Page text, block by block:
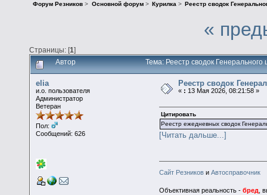
Форум Резников > Основной форум> Курилка> Реестр сводок
«
Страницы: [1]
Автор Тема: Реестр сводок
elia
и.о. пользователя
Администратор
Ветеран
Пол:
Сообщений: 626
Реестр сводок
« : 13 Мая 2026, 08:21:58 »
Цитировать
Реестр ежедневных сводок
[Читать дальше...]
Сайт Резникови Автосправочник
Объективная реальность - бред ,